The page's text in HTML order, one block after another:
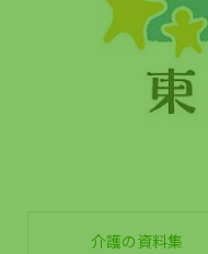
介護の資料集